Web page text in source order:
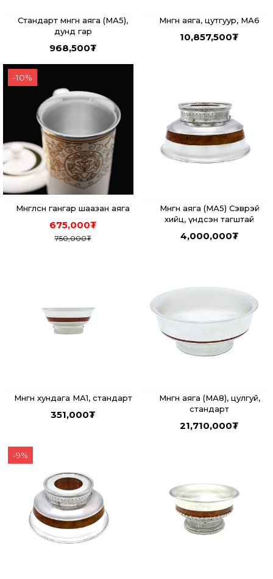
Стандарт мөнгөн аяга (МА5),
дунд гар
968,500₮
Мөнгөн аяга, цутгуур, МА6
10,857,500₮
-10%
Мөнгөлсөн гангар шаазан аяга
675,000₮
750,000₮
Мөнгөн аяга (МА5) Сэврэй
хийц, үндсэн тагштай
4,000,000₮
Мөнгөн хундага МА1, стандарт
351,000₮
Мөнгөн аяга (МА8), цулгуй,
стандарт
21,710,000₮
-9%